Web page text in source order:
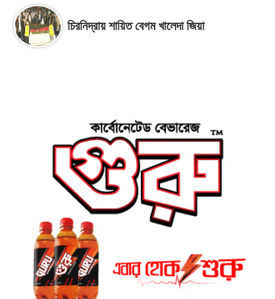
চিরনিদ্রায় শায়িত বেগম খালেদা জিয়া